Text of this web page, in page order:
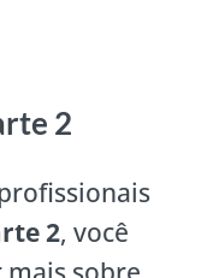
2
2, você